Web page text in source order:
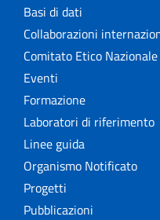
Basi di dati
Collaborazioni
Comitato Etico Nazionale
Eventi
Formazione
Laboratori di riferimento
Linee guida
Organismo Notificato
Progetti
Pubblicazioni